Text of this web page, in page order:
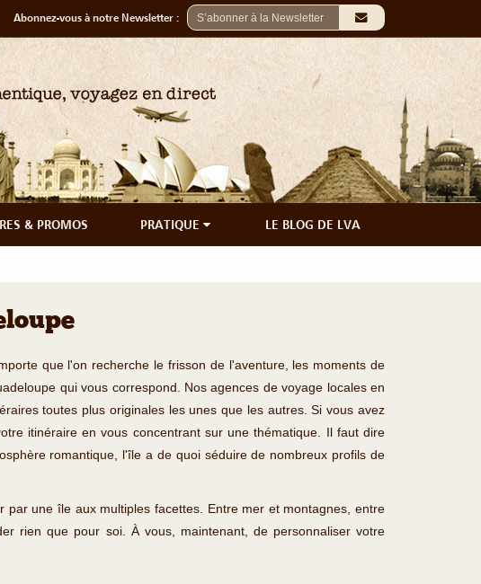
Abonnez-vous à notre Newsletter :
& PROMOS PRATIQUE LE BLOG DE LVA
que l'on recherche le frisson de l'aventure, les moments de
qui vous correspond. Nos agences de voyage locales en
toutes plus originales les unes que les autres. Si vous avez
itinéraire en vous concentrant sur une thématique. Il faut dire
romantique, l'île a de quoi séduire de nombreux profils de
une île aux multiples facettes. Entre mer et montagnes, entre
rien que pour soi. À vous, maintenant, de personnaliser votre